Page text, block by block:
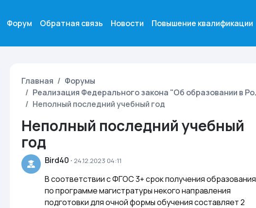
Форум Обратная связь Новости Повышение квалификации
Главная
Форумы
Реализация Федерального закона "Об образовании в Российской Федерации" от 29.12.2012 г. N 273-ФЗ
Неполный последний учебный год
Неполный последний учебный
год
Bird40 · 24.12.2023 04:11
В соответствии с ФГОС 3+ срок получения образования
по программе магистратуры некого направления
подготовки для очной формы обучения составляет 2